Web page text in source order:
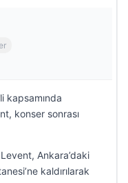
kapsamında
konser sonrası
Ankara’daki
kaldırılarak